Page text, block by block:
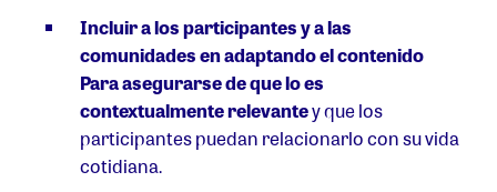
Incluir a los participantes y a las
comunidades enadaptando el contenido
Para asegurarse de que lo es
contextualmente relevantey que los
participantes puedan relacionarlo con su vida
cotidiana.